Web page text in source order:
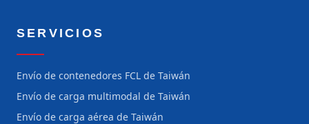
SERVICIOS
Envío de contenedores FCL de Taiwán
Envío de carga multimodal de Taiwán
Envío de carga aérea de Taiwán